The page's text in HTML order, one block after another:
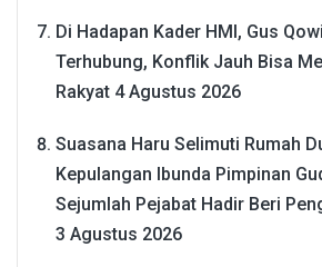
Di Hadapan Kader HMI, Gus
Terhubung, Konflik Jauh Bisa
Rakyat 4 Agustus 2026
Suasana Haru Selimuti Rumah
Kepulangan Ibunda Pimpinan
Sejumlah Pejabat Hadir Beri
3 Agustus 2026